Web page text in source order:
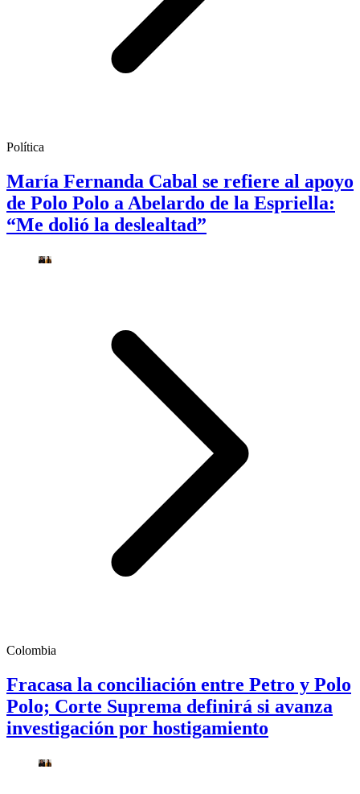
Política
María Fernanda Cabal se refiere al apoyo
de Polo Polo a Abelardo de la Espriella:
“Me dolió la deslealtad”
Colombia
Fracasa la conciliación entre Petro y Polo
Polo; Corte Suprema definirá si avanza
investigación por hostigamiento